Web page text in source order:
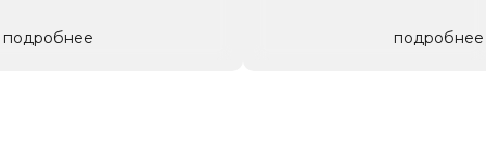
подробнее подробнее